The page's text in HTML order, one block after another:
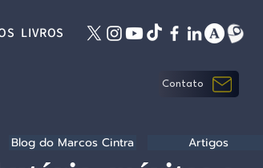
LIVROS
Contato
Blog do Marcos Cintra Artigos